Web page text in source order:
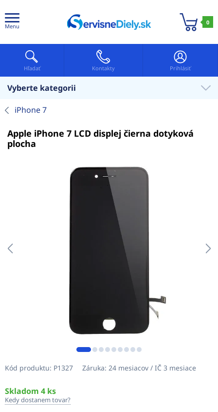
Menu
0
Hľadať Kontakty Prihlásiť
Vyberte kategorii
iPhone 7
Apple iPhone 7 LCD displej čierna dotyková
plocha
Kód produktu: P1327 Záruka: 24 mesiacov / IČ 3 mesiace
Skladom 4 ks
Kedy dostanem tovar?